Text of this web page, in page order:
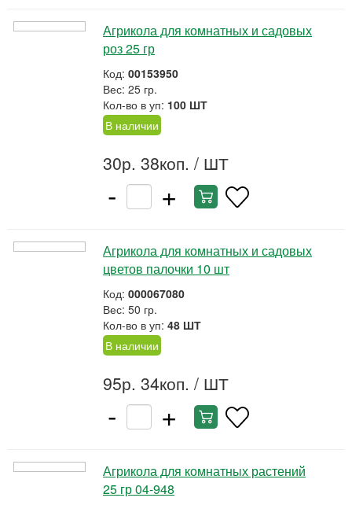
Агрикола для комнатных и садовых
роз 25 гр
Код: 00153950
Вес: 25 гр.
Кол-во в уп: 100 ШТ
В наличии
30р. 38коп. / ШТ
- +
Агрикола для комнатных и садовых
цветов палочки 10 шт
Код: 000067080
Вес: 50 гр.
Кол-во в уп: 48 ШТ
В наличии
95р. 34коп. / ШТ
- +
Агрикола для комнатных растений
25 гр 04-948